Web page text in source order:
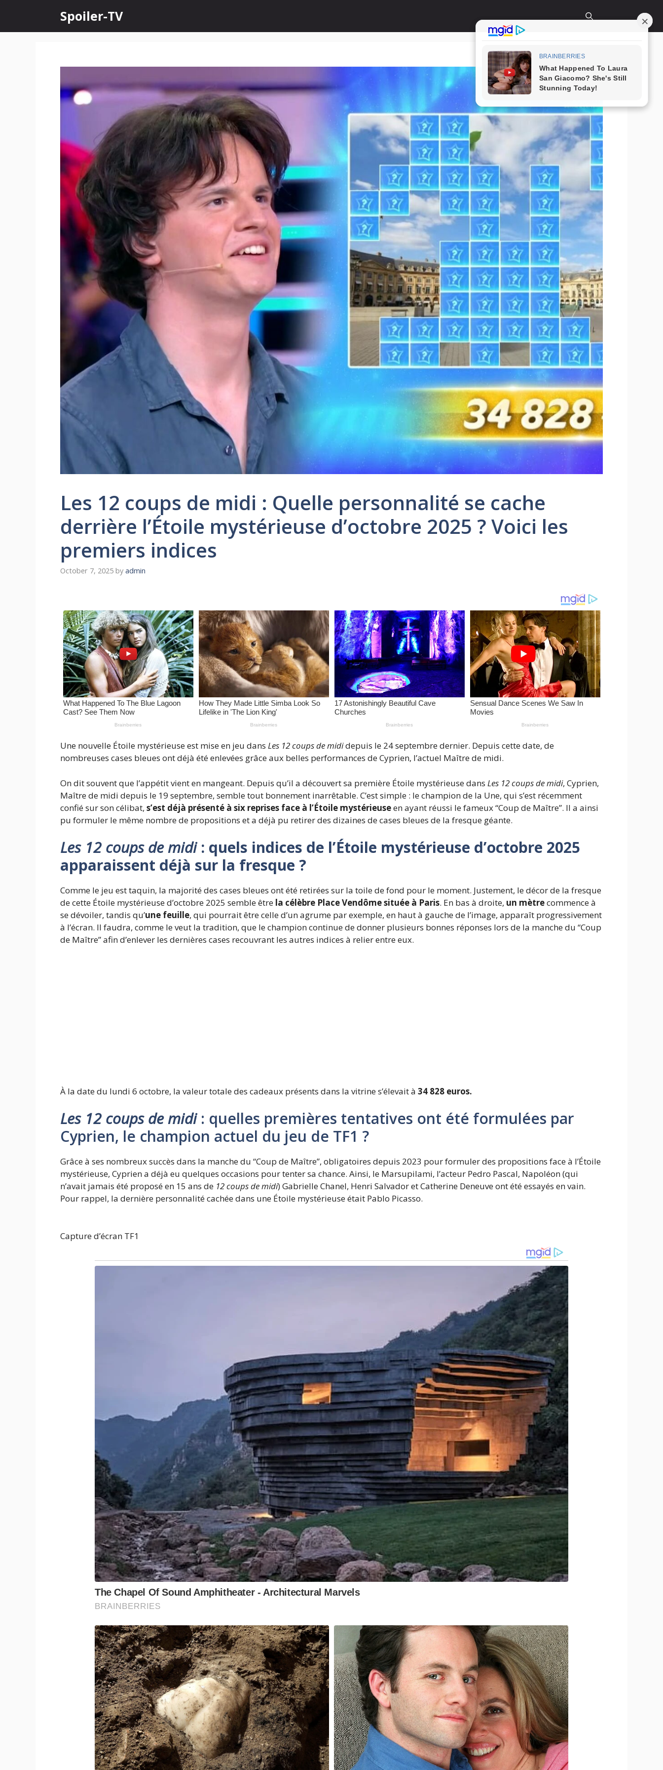
content
Spoiler-TV
Les 12 coups de midi : Quelle personnalité se cache
derrière l’Étoile mystérieuse d’octobre 2025 ? Voici les
premiers indices
October 7, 2025 by admin
Une nouvelle Étoile mystérieuse est mise en jeu dans Les 12 coups de mididepuis le 24 septembre dernier. Depuis cette date, de
nombreuses cases bleues ont déjà été enlevées grâce aux belles performances de Cyprien, l’actuel Maître de midi.
On dit souvent que l’appétit vient en mangeant. Depuis qu’il a découvert sa première Étoile mystérieuse dans Les 12 coups de midi, Cyprien,
Maître de midi depuis le 19 septembre, semble tout bonnement inarrêtable. C’est simple : le champion de la Une, qui s’est récemment
confié sur son célibat, s’est déjà présenté à six reprises face à l’Étoile mystérieuseen ayant réussi le fameux “Coup de Maître”. Il a ainsi
pu formuler le même nombre de propositions et a déjà pu retirer des dizaines de cases bleues de la fresque géante.
Les 12 coups de midi: quels indices de l’Étoile mystérieuse d’octobre 2025
apparaissent déjà sur la fresque ?
Comme le jeu est taquin, la majorité des cases bleues ont été retirées sur la toile de fond pour le moment. Justement, le décor de la fresque
de cette Étoile mystérieuse d’octobre 2025 sembleêtre la célèbre Place Vendôme située à Paris. En bas à droite, un mètrecommence à
se dévoiler, tandis qu’une feuille, qui pourrait être celle d’un agrume par exemple, en haut à gauche de l’image, apparaît progressivement
à l’écran. Il faudra, comme le veut la tradition, que le champion continue de donner plusieurs bonnes réponses lors de la manche du “Coup
de Maître” afin d’enlever les dernières cases recouvrant les autres indices à relier entre eux.
À la date du lundi 6 octobre, la valeur totale des cadeaux présents dans la vitrine s’élevait à 34 828 euros.
Les 12 coups de midi: quelles premières tentatives ont été formulées par
Cyprien, le champion actuel du jeu de TF1 ?
Grâce à ses nombreux succès dans la manche du “Coup de Maître”, obligatoires depuis 2023 pour formuler des propositions face à l’Étoile
mystérieuse, Cyprien a déjà eu quelques occasions pour tenter sa chance. Ainsi, le Marsupilami, l’acteur Pedro Pascal, Napoléon (qui
n’avait jamais été proposé en 15 ans de 12 coups de midi) Gabrielle Chanel, Henri Salvador et Catherine Deneuve ont été essayés en vain.
Pour rappel, la dernière personnalité cachée dans une Étoile mystérieuse était Pablo Picasso.
Capture d’écran TF1